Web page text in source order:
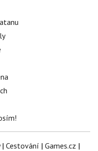
| Cestování | Games.cz |